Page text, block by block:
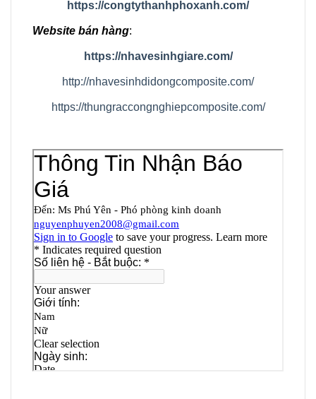
https://congtythanhphoxanh.com/
Website bán hàng:
https://nhavesinhgiare.com/
http://nhavesinhdidongcomposite.com/
https://thungraccongnghiepcomposite.com/